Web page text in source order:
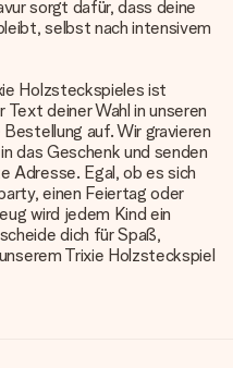
sorgt dafür, dass deine
selbst nach intensivem
Holzsteckspieles ist
deiner Wahl in unseren
auf. Wir gravieren
das Geschenk und senden
Adresse. Egal, ob es sich
einen Feiertag oder
wird jedem Kind ein
dich für Spaß,
Trixie Holzsteckspiel